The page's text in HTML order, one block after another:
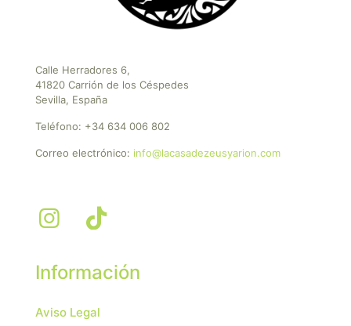
Calle Herradores 6,
41820 Carrión de los Céspedes
Sevilla, España
Teléfono: +34 634 006 802
Correo electrónico: info@lacasadezeusyarion.com
Información
Aviso Legal